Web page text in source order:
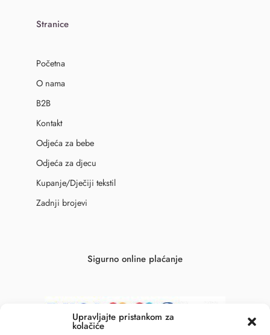
Upravljajte pristankom za
kolačiće
Stranice
Početna
O nama
B2B
Kontakt
Odjeća za bebe
Odjeća za djecu
Kupanje/Dječiji tekstil
Zadnji brojevi
Sigurno online plaćanje